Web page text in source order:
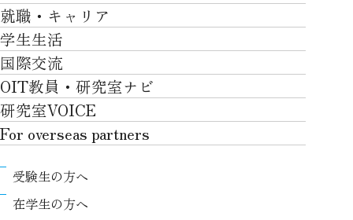
施設一覧
社会・地域・高大連携
川上村での取り組み
アクセス
ポリシー/コンプライアンス
卒業生VOICE
ロボティクス＆デザイン工学部
情報科学部
知的財産学部
工学研究科
ロボティクス＆デザイン工学研究科
知的財産専門職大学院
研究について
産官学連携
教育・学修TOP
卒業時質保証を担う独自の教育システム
自律学修
学習支援
リカレント教育プログラム
高大接続
教職課程
教育センター
就職・キャリア
就職・キャリアTOP
就職サポート
キャリア形成
インターンシップ
学生生活
学生生活TOP
キャンパスライフ
課外活動
学費
奨学金
生活支援
国際交流
国際交流TOP
グローバルな人材育成
国際交流プログラムについて
国際交流プログラムのサポート体制等
キャンパス内での国際交流
OIT教員・研究室ナビ
研究室VOICE
For overseas partners
About
Research
受験生の方へ
在学生の方へ